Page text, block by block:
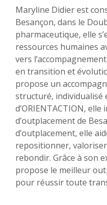
Maryline Didier est
Besançon, dans le
pharmaceutique, elle
ressources humaines
vers
en transition et
propose un
structuré, individualisé
d’ORIENTACTION,
d’outplacement de
d’outplacement, elle
repositionner,
rebondir. Grâce à son
propose le meilleur
pour réussir toute